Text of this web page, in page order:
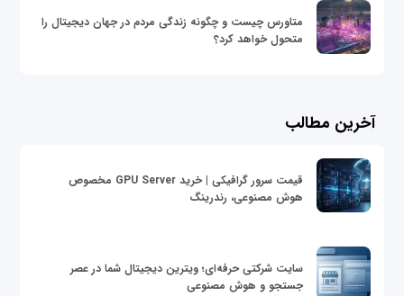
متاورس چیست و چگونه زندگی مردم در جهان دیجیتال را
متحول خواهد کرد؟
آخرین مطالب
قیمت سرور گرافیکی | خرید GPU Server مخصوص
هوش مصنوعی، رندرینگ
سایت شرکتی حرفه‌ای؛ ویترین دیجیتال شما در عصر
جستجو و هوش مصنوعی